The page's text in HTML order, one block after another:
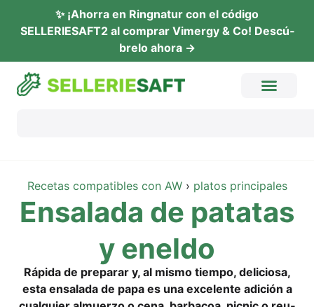
✨ ¡Ahor­ra en Ring­na­tur con el códi­go
SELLERIESAFT2 al com­prar Vimer­gy & Co! Descú­
b­re­lo ahora →
Rece­tas com­pa­ti­bles con AW› pla­tos principales
Ensa­la­da de pata­tas
y eneldo
Rápi­da de pre­parar y, al mis­mo tiem­po, deli­cio­sa,
esta ensa­la­da de papa es una exce­len­te adi­ción a